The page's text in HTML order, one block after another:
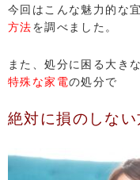
今回はこんな魅力的な
方法を調べました。
また、処分に困る大き
特殊な家電の処分で
絶対に損のしな